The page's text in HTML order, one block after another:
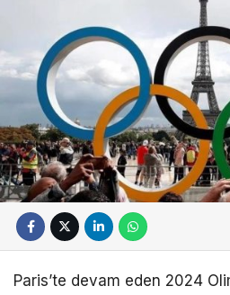
Paris’te devam eden 2024